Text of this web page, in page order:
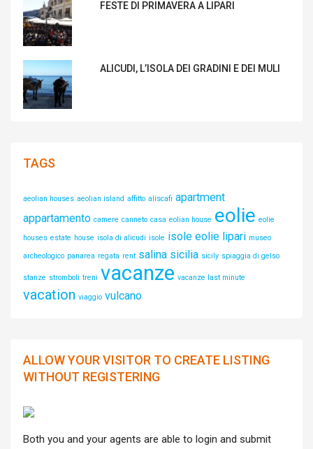
FESTE DI PRIMAVERA A LIPARI
ALICUDI, L’ISOLA DEI GRADINI E DEI MULI
TAGS
aeolian houses aeolian island affitto aliscafi apartment
appartamento camere canneto casa eolian house eolie eolie
houses estate house isola di alicudi isole isole eolie lipari museo
archeologico panarea regata rent salina sicilia sicily spiaggia di gelso
stanze stromboli treni vacanze vacanze last minute
vacation viaggio vulcano
ALLOW YOUR VISITOR TO CREATE LISTING
WITHOUT REGISTERING
Both you and your agents are able to login and submit